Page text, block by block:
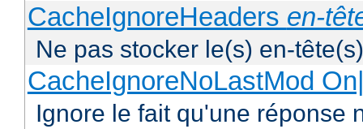
CacheIgnoreHeaders en-
Ne pas stocker le(s) en-
CacheIgnoreNoLastMod
Ignore le fait qu'une réponse